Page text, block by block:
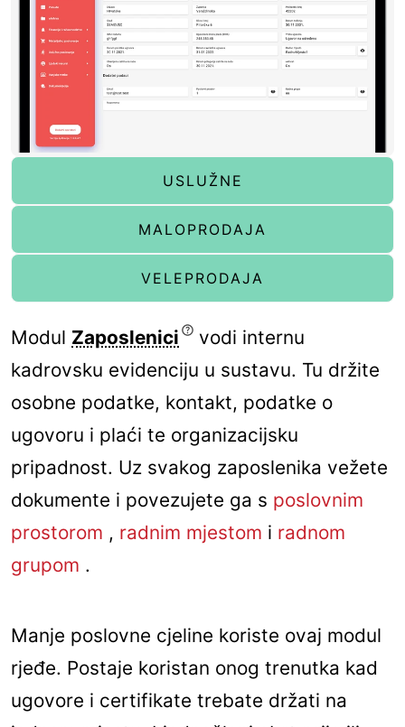
USLUŽNE
MALOPRODAJA
VELEPRODAJA
Modul Zaposlenici
vodi internu
kadrovsku evidenciju u sustavu. Tu držite
osobne podatke, kontakt, podatke o
ugovoru i plaći te organizacijsku
pripadnost. Uz svakog zaposlenika vežete
dokumente i povezujete ga s poslovnim
prostorom , radnim mjestom i radnom
grupom .
Manje poslovne cjeline koriste ovaj modul
rjeđe. Postaje koristan onog trenutka kad
ugovore i certifikate trebate držati na